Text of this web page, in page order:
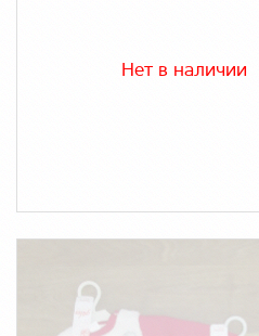
Нет в наличии